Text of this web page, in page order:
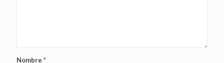
Nombre *